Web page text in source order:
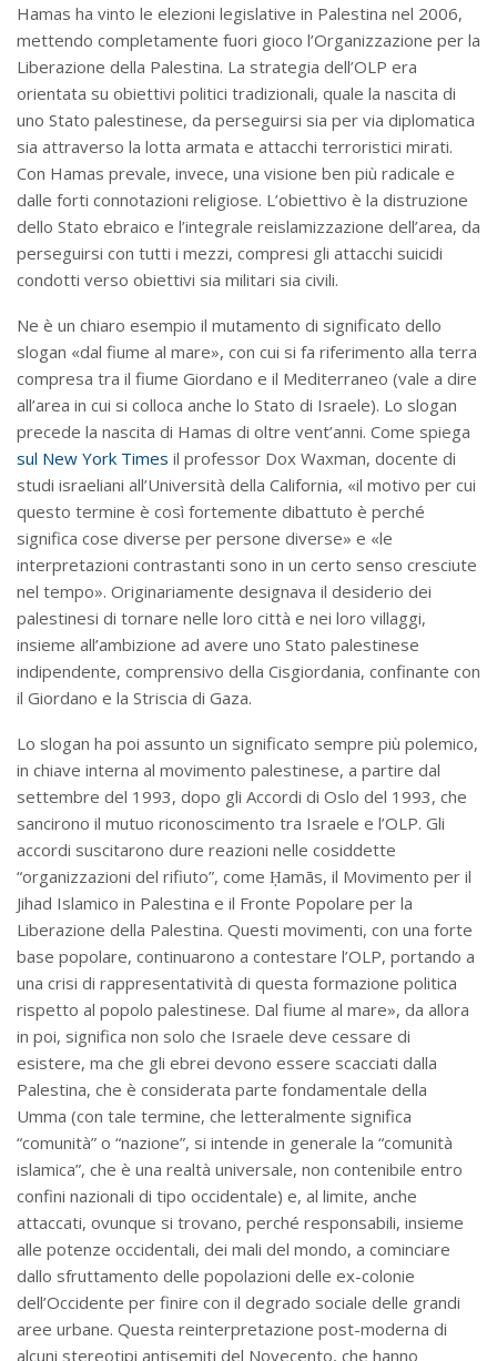
Hamas ha vinto le elezioni legislative in Palestina nel 2006,
mettendo completamente fuori gioco l’Organizzazione per la
Liberazione della Palestina. La strategia dell’OLP era
orientata su obiettivi politici tradizionali, quale la nascita di
uno Stato palestinese, da perseguirsi sia per via diplomatica
sia attraverso la lotta armata e attacchi terroristici mirati.
Con Hamas prevale, invece, una visione ben più radicale e
dalle forti connotazioni religiose. L’obiettivo è la distruzione
dello Stato ebraico e l’integrale reislamizzazione dell’area, da
perseguirsi con tutti i mezzi, compresi gli attacchi suicidi
condotti verso obiettivi sia militari sia civili.
Ne è un chiaro esempio il mutamento di significato dello
slogan «dal fiume al mare», con cui si fa riferimento alla terra
compresa tra il fiume Giordano e il Mediterraneo (vale a dire
all’area in cui si colloca anche lo Stato di Israele). Lo slogan
precede la nascita di Hamas di oltre vent’anni. Come spiega
sul New York Times il professor Dox Waxman, docente di
studi israeliani all’Università della California, «il motivo per cui
questo termine è così fortemente dibattuto è perché
significa cose diverse per persone diverse» e «le
interpretazioni contrastanti sono in un certo senso cresciute
nel tempo». Originariamente designava il desiderio dei
palestinesi di tornare nelle loro città e nei loro villaggi,
insieme all’ambizione ad avere uno Stato palestinese
indipendente, comprensivo della Cisgiordania, confinante con
il Giordano e la Striscia di Gaza.
Lo slogan ha poi assunto un significato sempre più polemico,
in chiave interna al movimento palestinese, a partire dal
settembre del 1993, dopo gli Accordi di Oslo del 1993, che
sancirono il mutuo riconoscimento tra Israele e l’OLP. Gli
accordi suscitarono dure reazioni nelle cosiddette
“organizzazioni del rifiuto”, come Ḥamās, il Movimento per il
Jihad Islamico in Palestina e il Fronte Popolare per la
Liberazione della Palestina. Questi movimenti, con una forte
base popolare, continuarono a contestare l’OLP, portando a
una crisi di rappresentatività di questa formazione politica
rispetto al popolo palestinese. Dal fiume al mare», da allora
in poi, significa non solo che Israele deve cessare di
esistere, ma che gli ebrei devono essere scacciati dalla
Palestina, che è considerata parte fondamentale della
Umma (con tale termine, che letteralmente significa
“comunità” o “nazione”, si intende in generale la “comunità
islamica”, che è una realtà universale, non contenibile entro
confini nazionali di tipo occidentale) e, al limite, anche
attaccati, ovunque si trovano, perché responsabili, insieme
alle potenze occidentali, dei mali del mondo, a cominciare
dallo sfruttamento delle popolazioni delle ex-colonie
dell’Occidente per finire con il degrado sociale delle grandi
aree urbane. Questa reinterpretazione post-moderna di
alcuni stereotipi antisemiti del Novecento, che hanno